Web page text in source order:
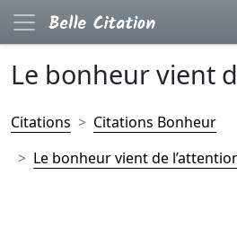
Le bonheur vient
Citations
Citations Bonheur
Le bonheur vient de